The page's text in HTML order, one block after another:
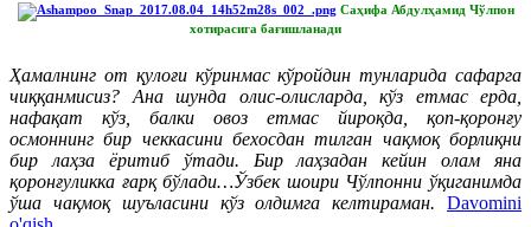
Саҳифа Абдулҳамид Чўлпон
хотирасига бағишланади
Ҳамалнинг от қулоғи кўринмас кўройдин тунларида сафарга
чиққанмисиз? Ана шунда олис-олисларда, кўз етмас ерда,
нафақат кўз, балки овоз етмас йироқда, қоп-қоронғу
осмоннинг бир чеккасини бехосдан тилган чақмоқ борлиқни
бир лаҳза ёритиб ўтади. Бир лаҳзадан кейин олам яна
қоронғуликка ғарқ бўлади…Ўзбек шоири Чўлпонни ўқиганимда
ўша чақмоқ шуъласини кўз олдимга келтираман.
Davomini